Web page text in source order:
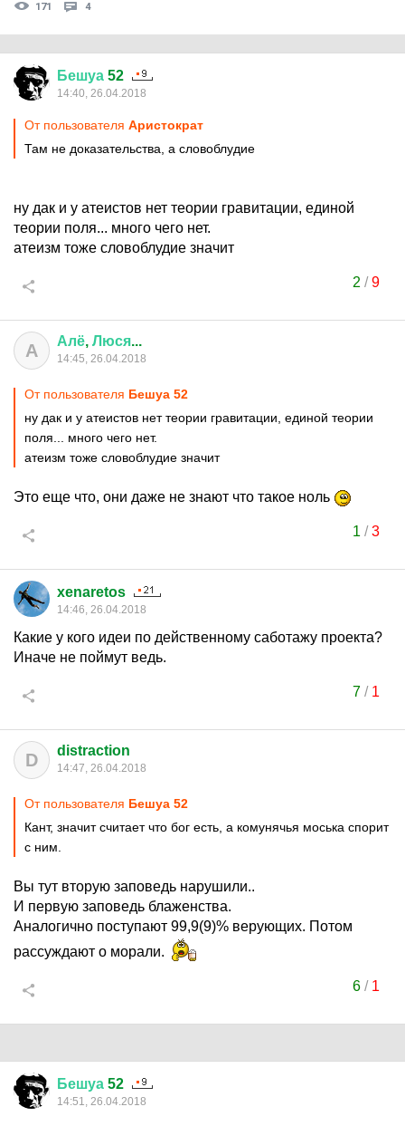
171 4
Бешуа 52
14:40, 26.04.2018
От пользователя Аристoкрат
Там не доказательства, а словоблудие
ну дак и у атеистов нет теории гравитации, единой
теории поля... много чего нет.
атеизм тоже словоблудие значит
2 /9
А Алё, Люся...
14:45, 26.04.2018
От пользователя Бешуа 52
ну дак и у атеистов нет теории гравитации, единой теории
поля... много чего нет.
атеизм тоже словоблудие значит
Это еще что, они даже не знают что такое ноль
1 /3
xenaretos
14:46, 26.04.2018
Какие у кого идеи по действенному саботажу проекта?
Иначе не поймут ведь.
7/ 1
D distraction
14:47, 26.04.2018
От пользователя Бешуа 52
Кант, значит считает что бог есть, а комунячья моська спорит
с ним.
Вы тут вторую заповедь нарушили..
И первую заповедь блаженства.
Аналогично поступают 99,9(9)% верующих. Потом
рассуждают о морали.
6/ 1
Бешуа 52
14:51, 26.04.2018